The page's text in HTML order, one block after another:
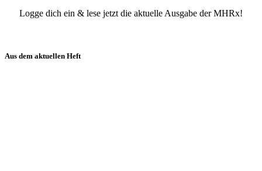
Logge dich ein & lese jetzt die aktuelle Ausgabe der MHRx!
Aus dem aktuellen Heft